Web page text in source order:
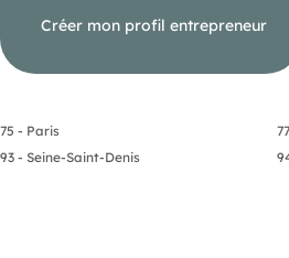
Créer mon profil entrepreneur
75 - Paris
93 - Seine-Saint-Denis